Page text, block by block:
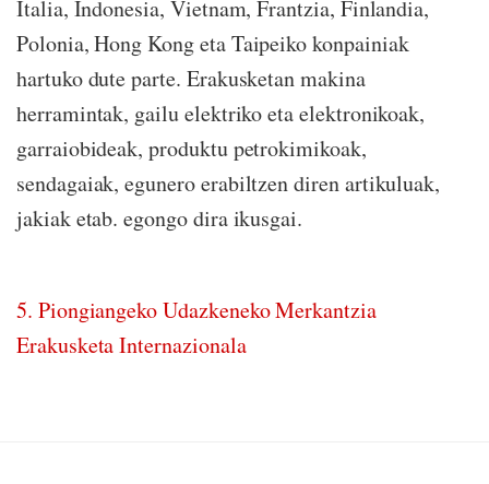
Italia, Indonesia, Vietnam, Frantzia, Finlandia,
Polonia, Hong Kong eta Taipeiko konpainiak
hartuko dute parte. Erakusketan makina
herramintak, gailu elektriko eta elektronikoak,
garraiobideak, produktu petrokimikoak,
sendagaiak, egunero erabiltzen diren artikuluak,
jakiak etab. egongo dira ikusgai.
5. Piongiangeko Udazkeneko Merkantzia
Erakusketa Internazionala